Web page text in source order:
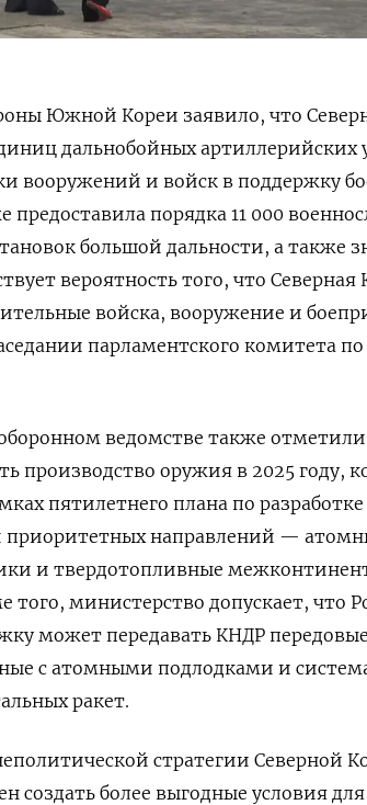
Южной Кореи заявило, что
дальнобойных артиллерийских
вооружений и войск в поддержку
порядка 11 000
большой дальности, а также
вероятность того, что Северная
войска, вооружение и
парламентского комитета
ведомстве также
производство оружия в 2025 году,
пятилетнего плана по
приоритетных направлений —
и твердотопливные
того, министерство допускает, что
может передавать КНДР
с атомными подлодками и
ракет.
стратегии Северной
создать более выгодные условия